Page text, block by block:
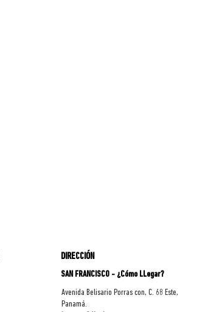
DIRECCIÓN
SAN FRANCISCO - ¿Cómo LLegar?
Avenida Belisario Porras con, C. 68 Este,
Panamá.